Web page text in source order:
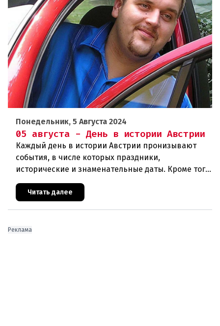
Понедельник, 5 Августа 2024
05 августа - День в истории Австрии
Каждый день в истории Австрии пронизывают
события, в числе которых праздники,
исторические и знаменательные даты. Кроме того
дни рождения различных деятелей страны, а
также дни их смерти. Что же произ
Читать далее
Реклама